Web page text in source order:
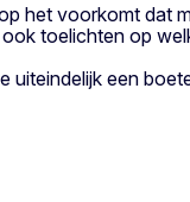
het voorkomt
toelichten op
uiteindelijk een